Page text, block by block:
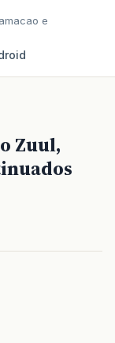
e
Zuul,